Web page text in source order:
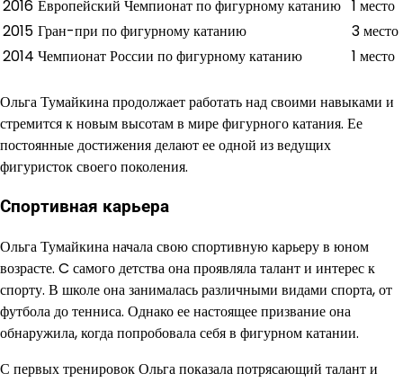
2016 Европейский Чемпионат по фигурному катанию 1 место
2015 Гран-при по фигурному катанию
3 место
2014 Чемпионат России по фигурному катанию 1 место
Ольга Тумайкина продолжает работать над своими навыками и
стремится к новым высотам в мире фигурного катания. Ее
постоянные достижения делают ее одной из ведущих
фигуристок своего поколения.
Спортивная карьера
Ольга Тумайкина начала свою спортивную карьеру в юном
возрасте. C самого детства она проявляла талант и интерес к
спорту. В школе она занималась различными видами спорта, от
футбола до тенниса. Однако ее настоящее призвание она
обнаружила, когда попробовала себя в фигурном катании.
С первых тренировок Ольга показала потрясающий талант и